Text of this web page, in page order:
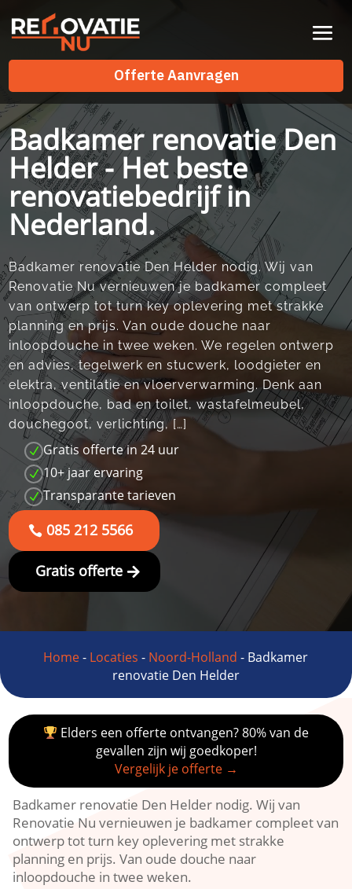
Offerte Aanvragen
Offerte Aanvragen
Badkamer renovatie Den
Helder - Het beste
renovatiebedrijf in
Nederland.
Badkamer renovatie Den Helder nodig.​ Wij van
Renovatie Nu vernieuwen je badkamer compleet
van ontwerp tot turn key oplevering met strakke
planning en prijs.​ Van oude douche naar
inloopdouche in twee weken.​ We regelen ontwerp
en advies, tegelwerk en stucwerk, loodgieter en
elektra, ventilatie en vloerverwarming.​ Denk aan
inloopdouche, bad en toilet, wastafelmeubel,
douchegoot, verlichting, […]
N Gratis offerte in 24 uur
N 10+ jaar ervaring
N Transparante tarieven
085 212 5566
Gratis offerte
Home- Locaties - Noord-Holland - Badkamer
renovatie Den Helder
Elders een offerte ontvangen? 80% van de
gevallen zijn wij goedkoper!
Vergelijk je offerte →
Badkamer renovatie Den Helder nodig.​ Wij van
Renovatie Nu vernieuwen je badkamer compleet van
ontwerp tot turn key oplevering met strakke
planning en prijs.​ Van oude douche naar
inloopdouche in twee weken.​